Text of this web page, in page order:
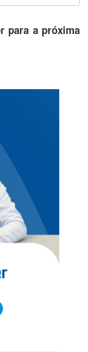
para a próxima